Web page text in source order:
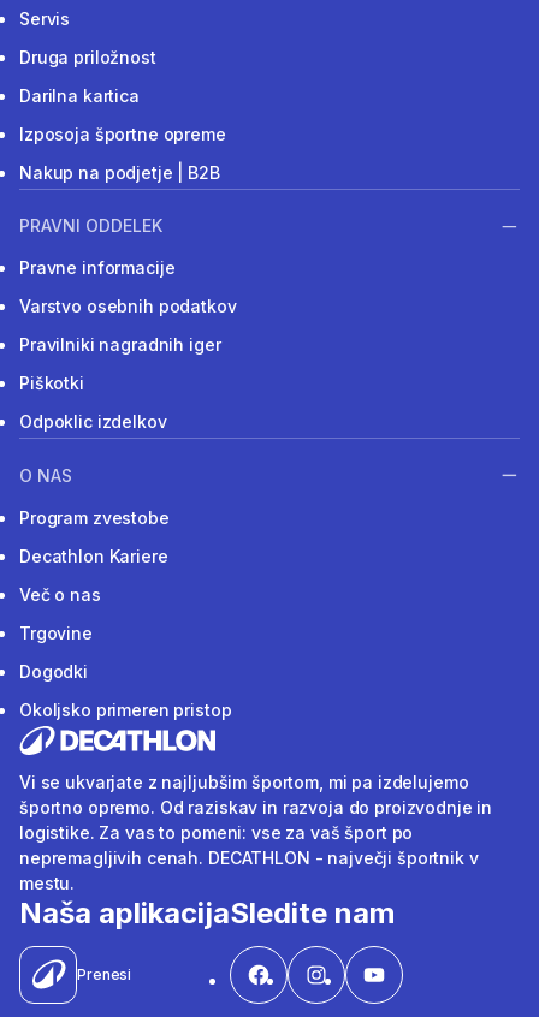
Servis
Druga priložnost
Darilna kartica
Izposoja športne opreme
Nakup na podjetje | B2B
PRAVNI ODDELEK
Pravne informacije
Varstvo osebnih podatkov
Pravilniki nagradnih iger
Piškotki
Odpoklic izdelkov
O NAS
Program zvestobe
Decathlon Kariere
Več o nas
Trgovine
Dogodki
Okoljsko primeren pristop
Vi se ukvarjate z najljubšim športom, mi pa izdelujemo
športno opremo. Od raziskav in razvoja do proizvodnje in
logistike. Za vas to pomeni: vse za vaš šport po
nepremagljivih cenah. DECATHLON - največji športnik v
mestu.
Naša aplikacija
Prenesi
Sledite nam